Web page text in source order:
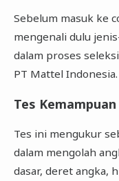
Sebelum masuk ke
mengenali dulu
dalam proses
PT Mattel Indonesia.
Tes
Tes ini mengukur
dalam mengolah
dasar, deret angka,